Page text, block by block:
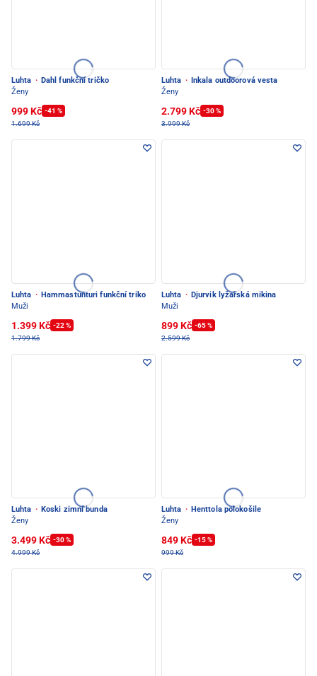
Luhta · Dahl funkční tričko
Ženy
999 Kč -41 %
1.699 Kč
Luhta ·
Inkala outdoorová vesta
Ženy
2.799 Kč -30 %
3.999 Kč
Luhta · Hammastunturi funkční triko
Muži
1.399 Kč -22 %
1.799 Kč
Luhta · Djurvik lyžařská mikina
Muži
899 Kč -65 %
2.599 Kč
Luhta · Koski zimní bunda
Ženy
3.499 Kč -30 %
4.999 Kč
Luhta · Henttola polokošile
Ženy
849 Kč -15 %
999 Kč